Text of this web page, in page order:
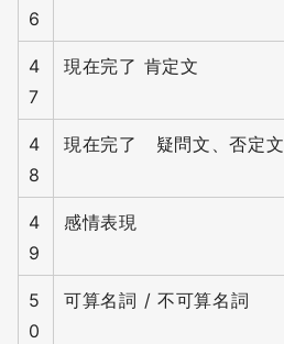
6
4
7
現在完了 肯定文
4
8
現在完了 疑問文、否定文
4
9
感情表現
5
0
可算名詞 / 不可算名詞